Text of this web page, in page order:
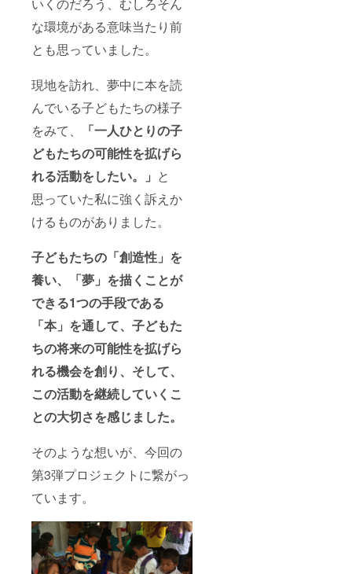
いくのだろう、むしろそん
な環境がある意味当たり前
とも思っていました。
現地を訪れ、夢中に本を読
んでいる子どもたちの様子
をみて、
「一人ひとりの子
どもたちの可能性を拡げら
れる活動をしたい。」 と
思っていた私に強く訴えか
けるものがありました。
子どもたちの「創造性」を
養い、「夢」を描くことが
できる1つの手段である
「本」を通して、子どもた
ちの将来の可能性を拡げら
れる機会を創り、そして、
この活動を継続していくこ
との大切さを感じました。
そのような想いが、今回の
第3弾プロジェクトに繋がっ
ています。